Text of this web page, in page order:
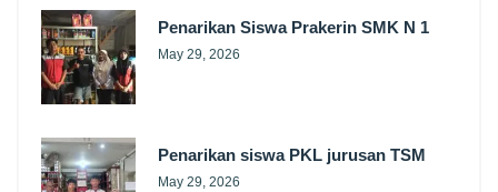
Penarikan Siswa Prakerin SMK N 1
May 29, 2026
Penarikan siswa PKL jurusan TSM
May 29, 2026